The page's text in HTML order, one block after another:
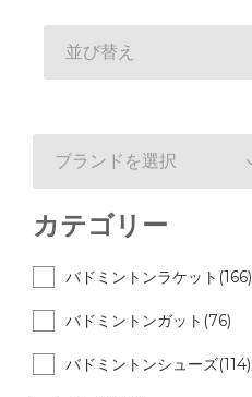
並び替え
ブランドを選択
カテゴリー
バドミントンラケット(166)
バドミントンガット(76)
バドミントンシューズ(114)